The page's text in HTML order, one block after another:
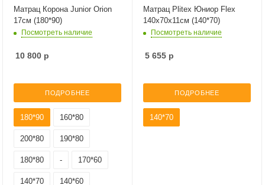
Матрац Корона Junior Orion
17см (180*90)
Посмотреть наличие
10 800 р
ПОДРОБНЕЕ
180*90 160*80
200*80 190*80
180*80 - 170*60
140*70 140*60
Матрац Plitex Юниор Flex
140х70х11см (140*70)
Посмотреть наличие
5 655 р
ПОДРОБНЕЕ
140*70